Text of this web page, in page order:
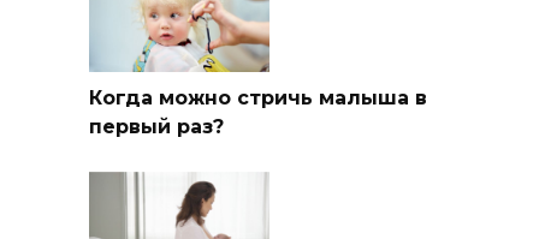
Когда можно стричь малыша в
первый раз?